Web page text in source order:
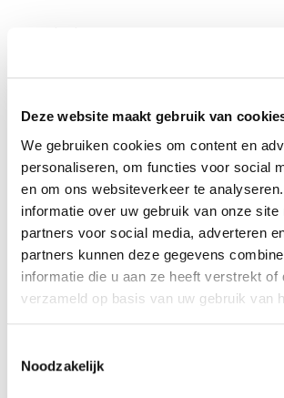
Deze website maakt gebruik van
We gebruiken cookies om content en
personaliseren, om functies voor social
en om ons websiteverkeer te
informatie over uw gebruik van onze site
partners voor social media, adverteren
partners kunnen deze gegevens
informatie die u aan ze heeft verstrekt of
verzameld op basis van uw gebruik van
Noodzakelijk
prochain rendez-vous, laLil’Missyest toujours
Cette bicyclette a tout ce que vous attendez d'une
Croyez à la hype
NotreLil’Missyest là pour défier la tradition et
nouvelle ère pour lafem-obilité ! Nous avons
révolutionner le marché des vélos électriques à
donner àHolland Bikesleur bien mérité départ
RUFF CYCLES Lil’Missy Bosch eBike
expérience de conduite sûre, fiable et sans